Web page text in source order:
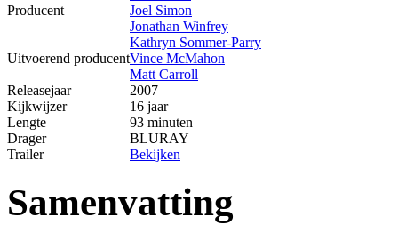
Producent
Joel Simon
Jonathan Winfrey
Kathryn Sommer-Parry
Uitvoerend producentVince McMahon
Matt Carroll
Releasejaar
2007
Kijkwijzer
16 jaar
Lengte
93 minuten
Drager
BLURAY
Trailer
Bekijken
Samenvatting